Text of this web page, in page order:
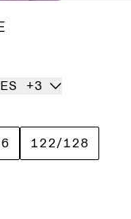
+3
122/128